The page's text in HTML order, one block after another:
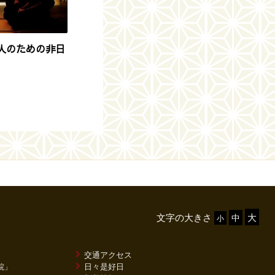
のための非日
文字の大きさ
交通アクセス
日々是好日